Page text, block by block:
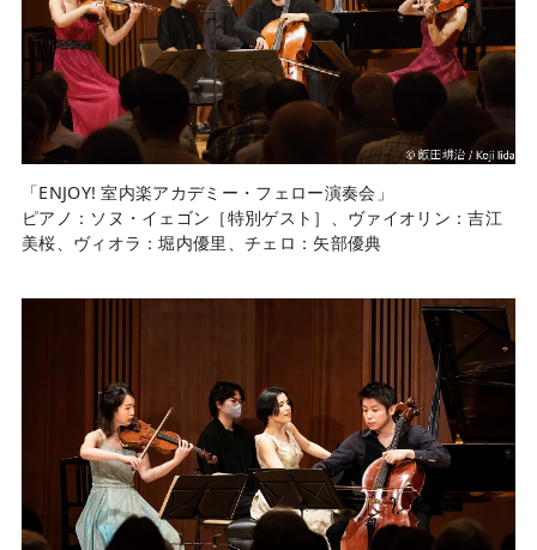
「ENJOY! 室内楽アカデミー・フェロー演奏会」
ピアノ：ソヌ・イェゴン［特別ゲスト］、ヴァイオリン：吉江
美桜、ヴィオラ：堀内優里、チェロ：矢部優典